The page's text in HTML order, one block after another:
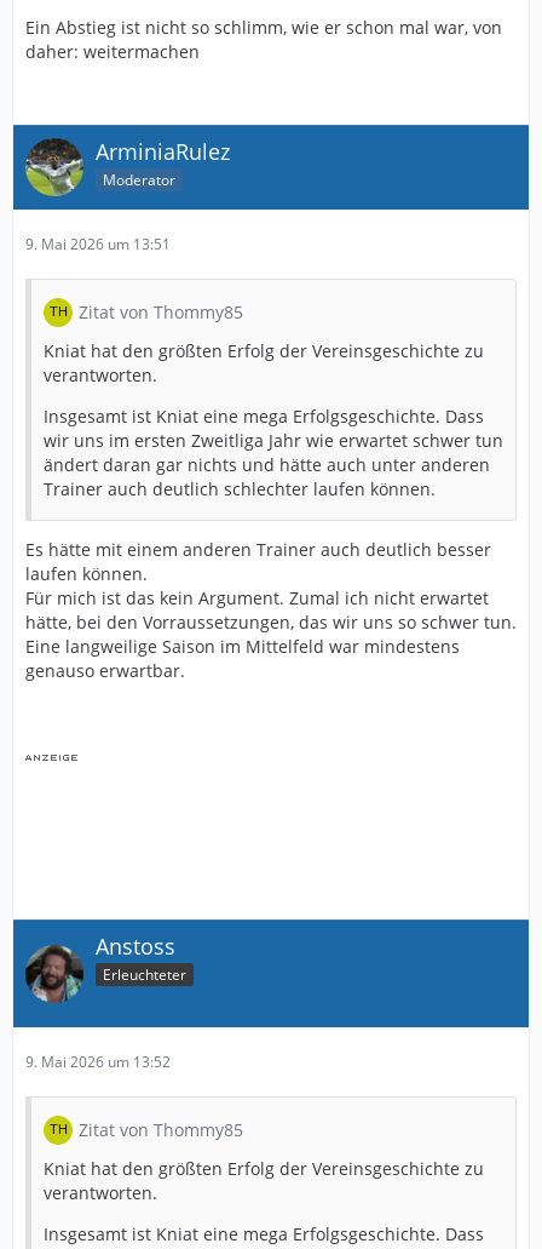
Ein Abstieg ist nicht so schlimm, wie er schon mal war, von
daher: weitermachen
ArminiaRulez
Moderator
9. Mai 2026 um 13:51
Zitat von Thommy85
Kniat hat den größten Erfolg der Vereinsgeschichte zu
verantworten.
Insgesamt ist Kniat eine mega Erfolgsgeschichte. Dass
wir uns im ersten Zweitliga Jahr wie erwartet schwer tun
ändert daran gar nichts und hätte auch unter anderen
Trainer auch deutlich schlechter laufen können.
Es hätte mit einem anderen Trainer auch deutlich besser
laufen können.
Für mich ist das kein Argument. Zumal ich nicht erwartet
hätte, bei den Vorraussetzungen, das wir uns so schwer tun.
Eine langweilige Saison im Mittelfeld war mindestens
genauso erwartbar.
Anstoss
Erleuchteter
9. Mai 2026 um 13:52
Zitat von Thommy85
Kniat hat den größten Erfolg der Vereinsgeschichte zu
verantworten.
Insgesamt ist Kniat eine mega Erfolgsgeschichte. Dass